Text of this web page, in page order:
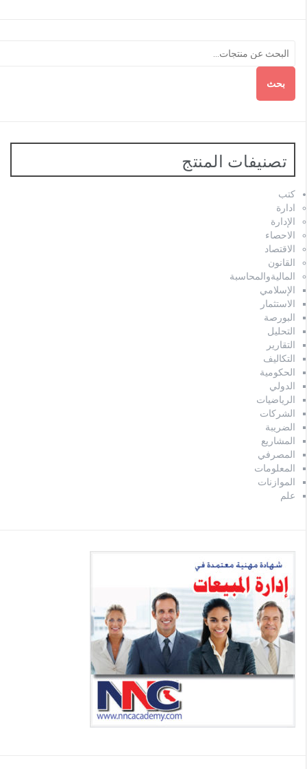
بحث
تصنيفات المنتج
كتب
ادارة
الإدارة
الاحصاء
الاقتصاد
القانون
الماليةوالمحاسبة
الإسلامي
الاستثمار
البورصة
التحليل
التقارير
التكاليف
الحكومية
الدولي
الرياضيات
الشركات
الضريبة
المشاريع
المصرفي
المعلومات
الموازنات
علم